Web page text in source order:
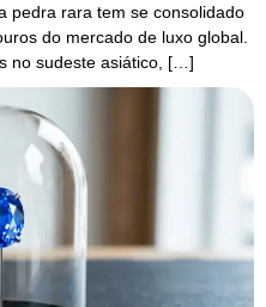
pedra rara tem se consolidado
do mercado de luxo global.
no sudeste asiático, […]